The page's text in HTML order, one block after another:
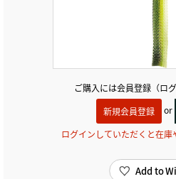
ご購入には会員登録（ロ
新規会員登録
or
ログインしていただくと在
Add to